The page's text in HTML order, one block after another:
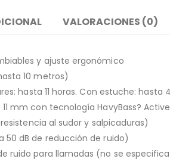
VALORACIONES (0)
y ajuste ergonómico
10 metros)
hasta 11 horas. Con estuche: hasta
mm con tecnología HavyBass? Active
al sudor y salpicaduras)
50 dB de reducción de ruido)
ruido para llamadas (no se